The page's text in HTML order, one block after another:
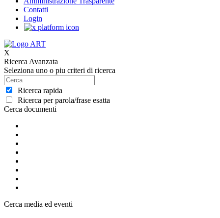
Contatti
Login
X
Ricerca Avanzata
Seleziona uno o piu criteri di ricerca
Ricerca rapida
Ricerca per parola/frase esatta
Cerca documenti
Cerca media ed eventi